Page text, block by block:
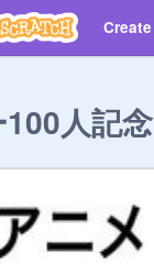
Create
人記念